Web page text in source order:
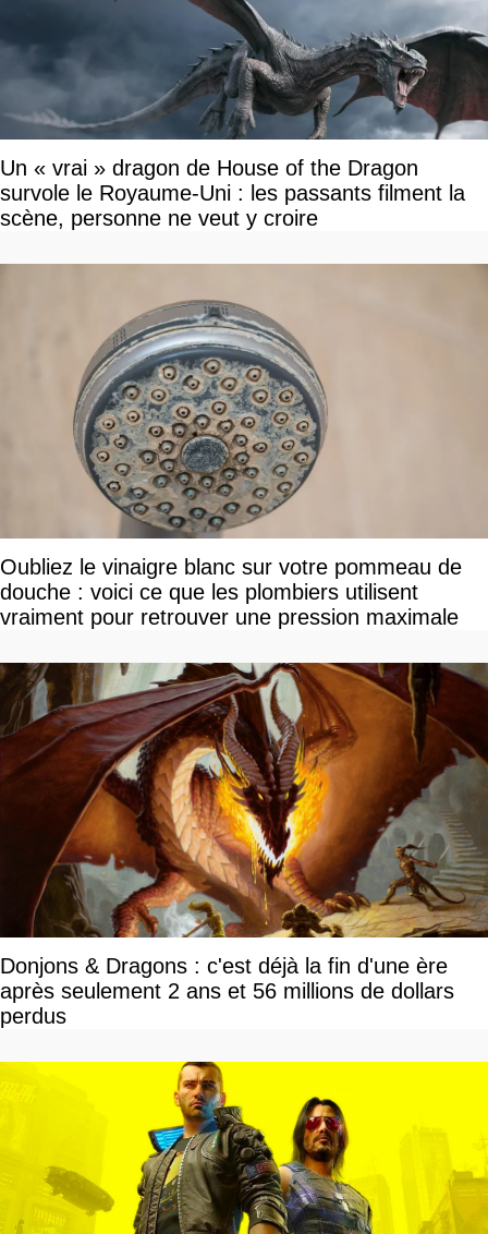
Un « vrai » dragon de House of the Dragon
survole le Royaume-Uni : les passants filment la
scène, personne ne veut y croire
Oubliez le vinaigre blanc sur votre pommeau de
douche : voici ce que les plombiers utilisent
vraiment pour retrouver une pression maximale
Donjons & Dragons : c'est déjà la fin d'une ère
après seulement 2 ans et 56 millions de dollars
perdus